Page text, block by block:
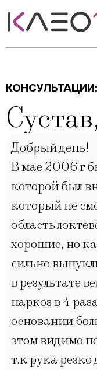
КОНСУЛЬТАЦИИ:
Добрый день!
В мае 2006 г
которой был
который не
область
хорошие, но
сильно
в результате
наркоз в 4
основании
этом видимо
т.к рука резко